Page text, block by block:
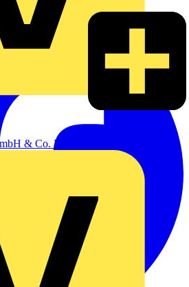
& Co. KG
Datenschutzerklärung